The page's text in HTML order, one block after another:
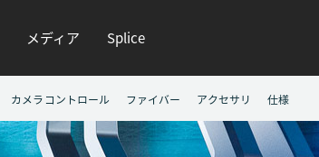
メディア Splice
カメラコントロール ファイバー アクセサリ 仕様